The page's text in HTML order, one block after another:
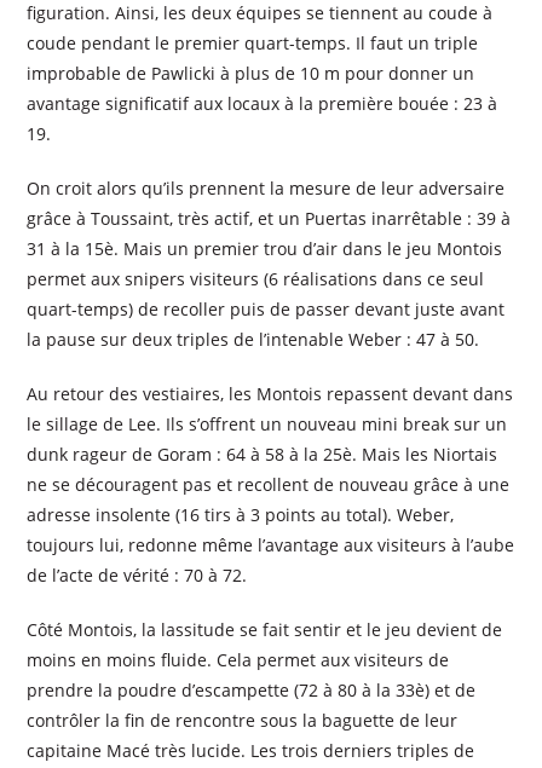
figuration.Ainsi, les deux équipes se tiennent au coude à
coude pendant le premier quart-temps. Il faut un triple
improbable de Pawlicki à plus de 10 m pour donner un
avantage significatif aux locaux à la première bouée : 23 à
19.
On croit alors qu’ils prennent la mesure de leur adversaire
grâce à Toussaint, très actif, et un Puertas inarrêtable : 39 à
31 à la 15è. Mais un premier trou d’air dans le jeu Montois
permet aux snipers visiteurs (6 réalisations dans ce seul
quart-temps) de recoller puis de passer devant juste avant
la pause sur deux triples de l’intenable Weber : 47 à 50.
Au retour des vestiaires, les Montois repassent devant dans
le sillage de Lee. Ils s’offrent un nouveau mini break sur un
dunk rageur de Goram : 64 à 58 à la 25è. Mais les Niortais
ne se découragent pas et recollent de nouveau grâce à une
adresse insolente (16 tirs à 3 points au total). Weber,
toujours lui, redonne même l’avantage aux visiteurs à l’aube
de l’acte de vérité : 70 à 72.
Côté Montois, la lassitude se fait sentir et le jeu devient de
moins en moins fluide. Cela permet aux visiteurs de
prendre la poudre d’escampette (72 à 80 à la 33è) et de
contrôler la fin de rencontre sous la baguette de leur
capitaine Macé très lucide. Les trois derniers triples de